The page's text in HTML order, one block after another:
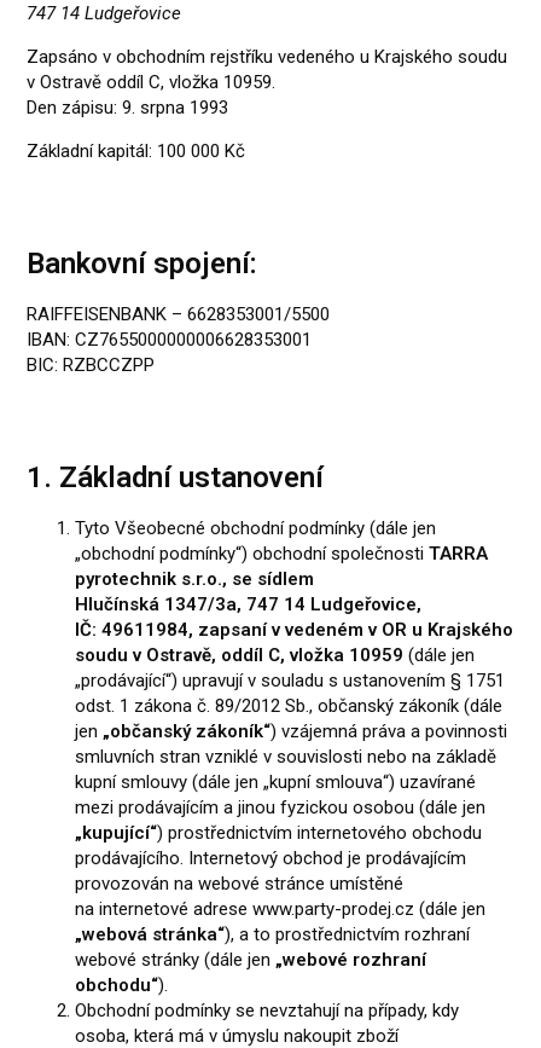
747 14 Ludgeřovice
Zapsáno v obchodním rejstříku vedeného u Krajského soudu
v Ostravě oddíl C, vložka 10959.
Den zápisu: 9. srpna 1993
Základní kapitál: 100 000 Kč
Bankovní spojení:
RAIFFEISENBANK – 6628353001/5500
IBAN: CZ76550000000­06628353001
BIC: RZBCCZPP
1. Základní ustanovení
Tyto Všeobecné obchodní podmínky (dále jen
„obchodní podmínky“) obchodní společnostiTARRA
pyrotechnik s.r.o., se sídlem
Hlučínská 1347/3a, 747 14 Ludgeřovice,
IČ: 49611984, zapsaní v vedeném v OR u Krajského
soudu v Ostravě, oddíl C, vložka 10959 (dále jen
„prodávající“) upravují v souladu s ustanovením § 1751
odst. 1 zákona č. 89/2012 Sb., občanský zákoník (dále
jen „občanský zákoník“) vzájemná práva a povinnosti
smluvních stran vzniklé v souvislosti nebo na základě
kupní smlouvy (dále jen „kupní smlouva“) uzavírané
mezi prodávajícím a jinou fyzickou osobou (dále jen
„kupující“) prostřednictvím internetového obchodu
prodávajícího. Internetový obchod je prodávajícím
provozován na webové stránce umístěné
na internetové adresewww.party-prodej.cz (dále jen
„webová stránka“), a to prostřednictvím rozhraní
webové stránky (dále jen „webové rozhraní
obchodu“).
Obchodní podmínky se nevztahují na případy, kdy
osoba, která má v úmyslu nakoupit zboží